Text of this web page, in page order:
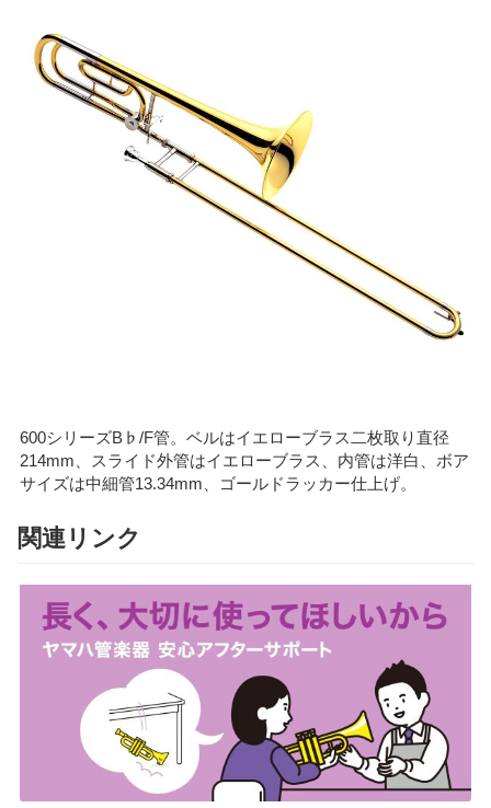
600シリーズB♭/F管。ベルはイエローブラス二枚取り直径
214mm、スライド外管はイエローブラス、内管は洋白、ボア
サイズは中細管13.34mm、ゴールドラッカー仕上げ。
関連リンク